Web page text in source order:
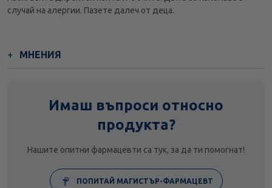
случай на алергии. Пазете далеч от деца.
МНЕНИЯ
Имаш въпроси относно
продукта?
Нашите опитни фармацевти са тук, за да ти помогнат!
ПОПИТАЙ МАГИСТЪР-ФАРМАЦЕВТ